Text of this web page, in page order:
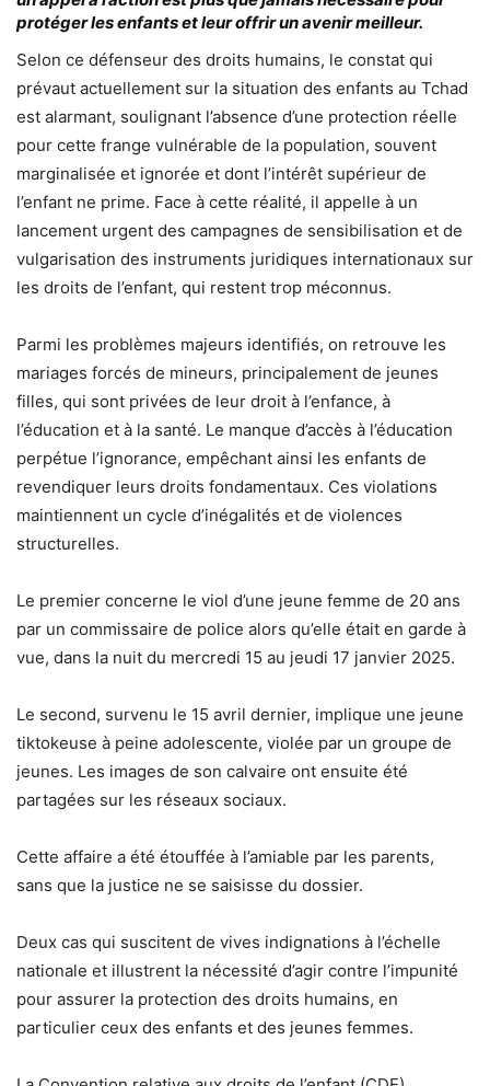
protéger les enfants et leur offrir un avenir meilleur.
Selon ce défenseur des droits humains, le constat qui
prévaut actuellement sur la situation des enfants au Tchad
est alarmant, soulignant l’absence d’une protection réelle
pour cette frange vulnérable de la population, souvent
marginalisée et ignorée et dont l’intérêt supérieur de
l’enfant ne prime. Face à cette réalité, il appelle à un
lancement urgent des campagnes de sensibilisation et de
vulgarisation des instruments juridiques internationaux sur
les droits de l’enfant, qui restent trop méconnus.
Parmi les problèmes majeurs identifiés, on retrouve les
mariages forcés de mineurs, principalement de jeunes
filles, qui sont privées de leur droit à l’enfance, à
l’éducation et à la santé. Le manque d’accès à l’éducation
perpétue l’ignorance, empêchant ainsi les enfants de
revendiquer leurs droits fondamentaux. Ces violations
maintiennent un cycle d’inégalités et de violences
structurelles.
Le premier concerne le viol d’une jeune femme de 20 ans
par un commissaire de police alors qu’elle était en garde à
vue, dans la nuit du mercredi 15 au jeudi 17 janvier 2025.
Le second, survenu le 15 avril dernier, implique une jeune
tiktokeuse à peine adolescente, violée par un groupe de
jeunes. Les images de son calvaire ont ensuite été
partagées sur les réseaux sociaux.
Cette affaire a été étouffée à l’amiable par les parents,
sans que la justice ne se saisisse du dossier.
Deux cas qui suscitent de vives indignations à l’échelle
nationale et illustrent la nécessité d’agir contre l’impunité
pour assurer la protection des droits humains, en
particulier ceux des enfants et des jeunes femmes.